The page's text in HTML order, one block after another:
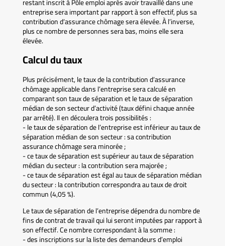
restant inscrit à Pôle emploi après avoir travaillé dans une
entreprise sera important par rapport à son effectif, plus sa
contribution d‘assurance chômage sera élevée. À l’inverse,
plus ce nombre de personnes sera bas, moins elle sera
élevée.
Calcul du taux
Plus précisément, le taux de la contribution d‘assurance
chômage applicable dans l’entreprise sera calculé en
comparant son taux de séparation et le taux de séparation
médian de son secteur d’activité (taux défini chaque année
par arrêté). Il en découlera trois possibilités :
- le taux de séparation de l’entreprise est inférieur au taux de
séparation médian de son secteur : sa contribution
assurance chômage sera minorée ;
- ce taux de séparation est supérieur au taux de séparation
médian du secteur : la contribution sera majorée ;
- ce taux de séparation est égal au taux de séparation médian
du secteur : la contribution correspondra au taux de droit
commun (4,05 %).
Le taux de séparation de l’entreprise dépendra du nombre de
fins de contrat de travail qui lui seront imputées par rapport à
son effectif. Ce nombre correspondant à la somme :
- des inscriptions sur la liste des demandeurs d’emploi